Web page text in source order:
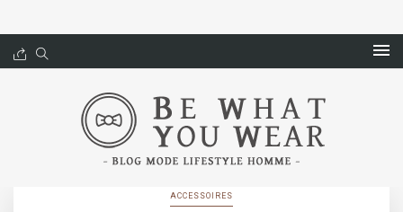
ACCESSOIRES